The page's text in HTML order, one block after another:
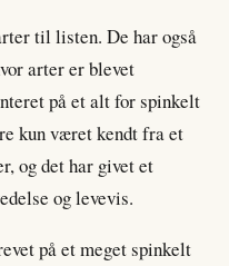
til listen. De har også
arter er blevet
på et alt for spinkelt
kun været kendt fra et
og det har givet et
og levevis.
på et meget spinkelt